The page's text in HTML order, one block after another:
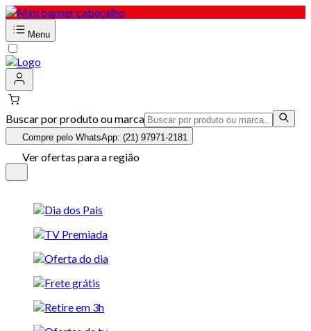
Menu
Buscar por produto ou marca
Compre pelo WhatsApp: (21) 97971-2181
Ver ofertas para a região